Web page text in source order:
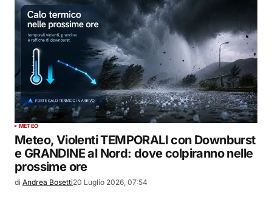
METEO
Meteo, Violenti TEMPORALI con Downburst
e GRANDINE al Nord: dove colpiranno nelle
prossime ore
di Andrea Bosetti20 Luglio 2026, 07:54